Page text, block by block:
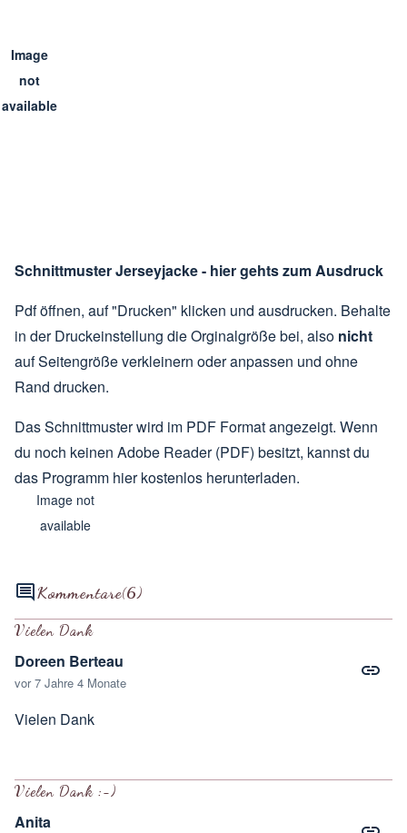
Image
not
available
Schnittmuster Jerseyjacke - hier gehts zum Ausdruck
Pdf öffnen, auf "Drucken" klicken und ausdrucken. Behalte
in der Druckeinstellung die Orginalgröße bei, also nicht
auf Seitengröße verkleinern oder anpassen und ohne
Rand drucken.
Das Schnittmuster wird im PDF Format angezeigt. Wenn
du noch keinen Adobe Reader (PDF) besitzt, kannst du
das Programm hier kostenlos herunterladen.
Image not
available
Kommentare(6)
Vielen Dank
Doreen Berteau
vor 7 Jahre 4 Monate
Vielen Dank
Vielen Dank :-)
Anita